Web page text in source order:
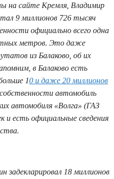
на сайте Кремля, Владимир
9 миллионов 726 тысяч
официально всего одна
метров. Это даже
из Балаково, об их
в Балаково есть
10 и даже 20 миллионов
автомобиль
автомобиля «Волга» (ГАЗ
есть официальные сведения
18 миллионов